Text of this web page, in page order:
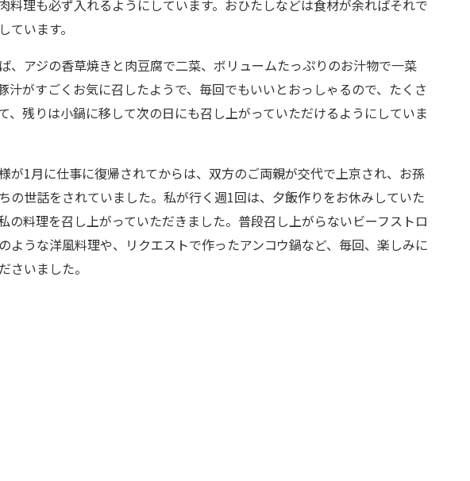
料理も必ず入れるようにしています。おひたしなどは食材が余ればそれで
ています。
、アジの香草焼きと肉豆腐で二菜、ボリュームたっぷりのお汁物で一菜
汁がすごくお気に召したようで、毎回でもいいとおっしゃるので、たくさ
、残りは小鍋に移して次の日にも召し上がっていただけるようにしていま
が1月に仕事に復帰されてからは、双方のご両親が交代で上京され、お孫
の世話をされていました。私が行く週1回は、夕飯作りをお休みしていた
の料理を召し上がっていただきました。普段召し上がらないビーフストロ
ような洋風料理や、リクエストで作ったアンコウ鍋など、毎回、楽しみに
さいました。